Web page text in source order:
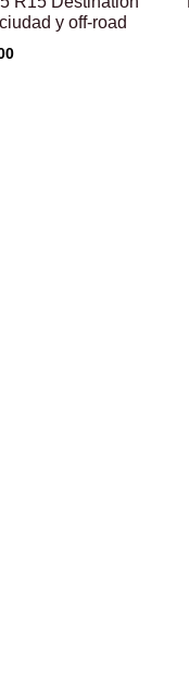
y off-road